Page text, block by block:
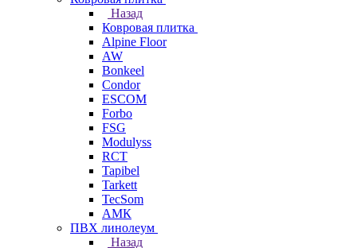
Назад
Ковровая плитка
Alpine Floor
AW
Bonkeel
Condor
ESCOM
Forbo
FSG
Modulyss
RCT
Tapibel
Tarkett
TecSom
АМК
ПВХ линолеум
Назад